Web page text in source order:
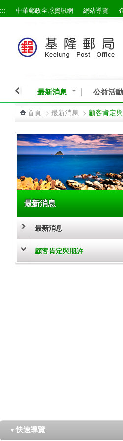
跳到主要內容區塊
::: 中華郵政全球資訊網 網站導覽
最新消息 公益活動
首頁 > 最新消息 > 顧客肯定
最新消息
最新消息
顧客肯定與期許
▼ 快速導覽